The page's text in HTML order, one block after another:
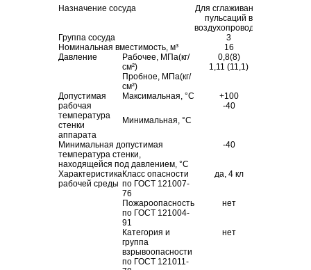
Назначение сосуда
Для сглаживания
пульсаций в
воздухопроводах
Группа сосуда
3
Номинальная вместимость, м³
16
Давление
Рабочее, МПа(кг/
см²)
0,8(8)
1,11 (11,1)
Пробное, МПа(кг/
см²)
Допустимая
рабочая
температура
стенки
аппарата
Максимальная, °С
+100
-40
Минимальная, °С
Минимальная допустимая
температура стенки,
находящейся под давлением, °С
-40
Характеристика
рабочей среды
Класс опасности
по ГОСТ 121007-
76
да, 4 кл
Пожароопасность
по ГОСТ 121004-
91
нет
Категория и
группа
взрывоопасности
по ГОСТ 121011-
нет